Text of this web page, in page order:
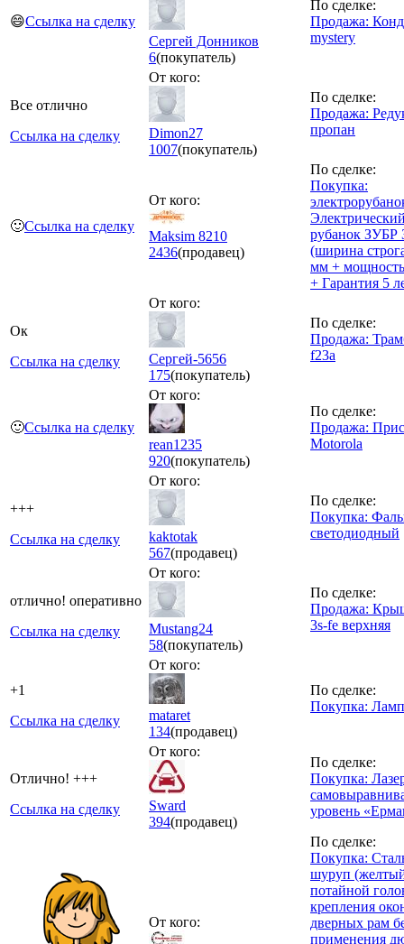
😄Ссылка на сделку
Сергей Донников
6(покупатель)
По сделке:
Продажа:
mystery
Все отлично
Ссылка на сделку
От кого:
Dimon27
1007(покупатель)
По сделке:
Продажа:
пропан
🙂Ссылка на сделку
От кого:
Maksim 8210
2436(продавец)
По сделке:
Покупка:
рубанок ЗУБР
(ширина
мм +
+ Гарантия 5
Ок
Ссылка на сделку
От кого:
Сергей-5656
175(покупатель)
По сделке:
Продажа:
f23a
🙂Ссылка на сделку
От кого:
rean1235
920(покупатель)
По сделке:
Продажа:
Motorola
+++
Ссылка на сделку
От кого:
kaktotak
567(продавец)
По сделке:
Покупка:
светодиодный
отлично! оперативно
Ссылка на сделку
От кого:
Mustang24
58(покупатель)
По сделке:
Продажа:
3s-fe верхняя
+1
Ссылка на сделку
От кого:
mataret
134(продавец)
По сделке:
Покупка:
Отлично! +++
Ссылка на сделку
От кого:
Sward
394(продавец)
По сделке:
Покупка:
уровень
От кого:
По сделке:
Покупка:
шуруп
потайной
крепления
дверных рам
применения